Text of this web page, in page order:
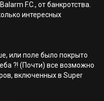
F.C., от банкротства.
интересных
или поле было покрыто
?! (Почти) все возможно
включенных в Super